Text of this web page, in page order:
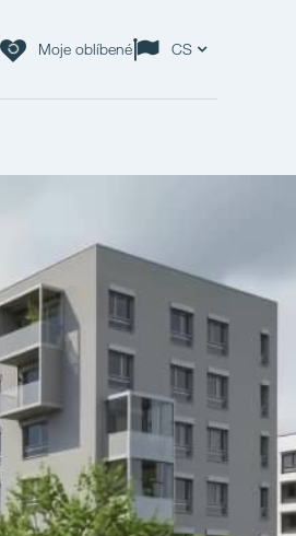
Moje oblíbené CS